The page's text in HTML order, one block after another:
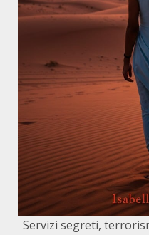
Servizi segreti,